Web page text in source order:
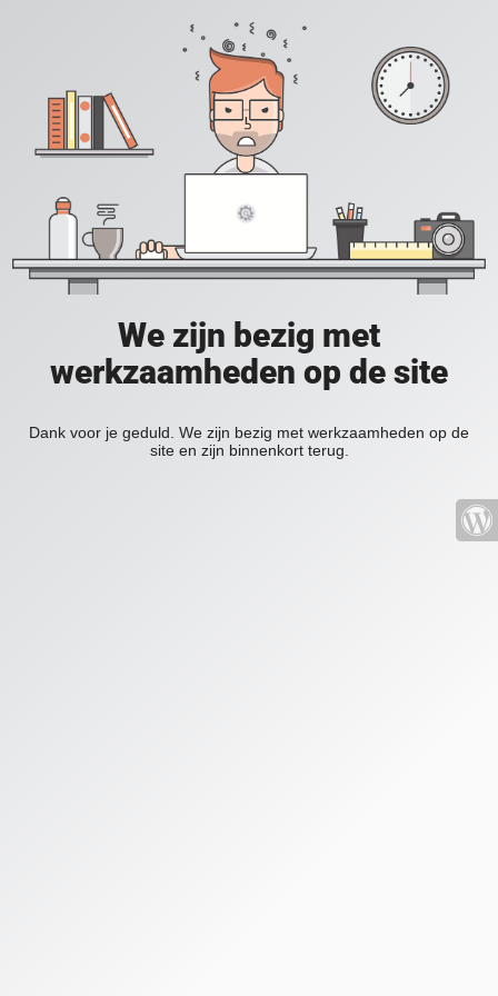
We zijn bezig met
werkzaamheden op de site
Dank voor je geduld. We zijn bezig met werkzaamheden op de
site en zijn binnenkort terug.